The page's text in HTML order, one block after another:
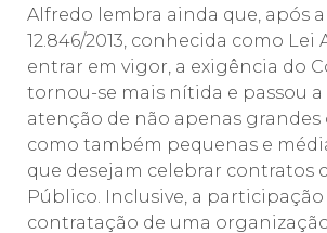
Alfredo lembra ainda que, após a
12.846/2013, conhecida como
entrar em vigor, a exigência do
tornou-se mais nítida e passou a
atenção de não apenas grandes
como também pequenas e
que desejam celebrar contratos
Público. Inclusive, a participação
contratação de uma